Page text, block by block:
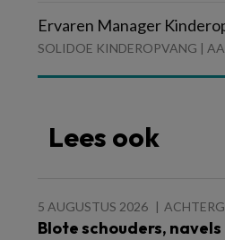
Ervaren Manager
SOLIDOE KINDEROPVANG |
Lees ook
5 AUGUSTUS 2026
Blote schouders,